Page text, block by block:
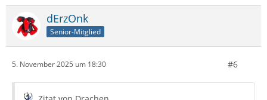
dErzOnk
Senior-Mitglied
5. November 2025 um 18:30 #6